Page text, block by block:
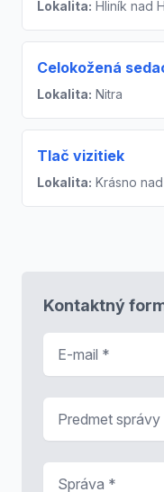
Lokalita: Hliník nad
Celokožená
Lokalita: Nitra
Tlač vizitiek
Lokalita: Krásno
Kontaktný